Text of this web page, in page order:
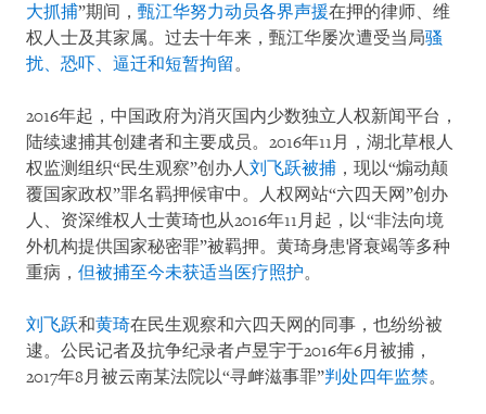
大抓捕”期间， 甄江华努力动员各界声援在押的律师、维
权人士及其家属。过去十年来，甄江华屡次遭受当局骚
扰、恐吓、逼迁和短暂拘留。
2016年起，中国政府为消灭国内少数独立人权新闻平台，
陆续逮捕其创建者和主要成员。2016年11月，湖北草根人
权监测组织“民生观察”创办人刘飞跃被捕 ，现以“煽动颠
覆国家政权”罪名羁押候审中。人权网站“六四天网”创办
人、资深维权人士黄琦也从2016年11月起，以“非法向境
外机构提供国家秘密罪”被羁押。黄琦身患肾衰竭等多种
重病， 但被捕至今未获适当医疗照护。
刘飞跃和黄琦在民生观察和六四天网的同事，也纷纷被
逮。公民记者及抗争纪录者卢昱宇于2016年6月被捕，
2017年8月被云南某法院以“寻衅滋事罪”判处四年监禁。